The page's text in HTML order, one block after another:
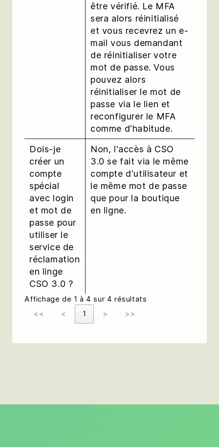
être vérifié. Le MFA
sera alors réinitialisé
et vous recevrez un e-
mail vous demandant
de réinitialiser votre
mot de passe. Vous
pouvez alors
réinitialiser le mot de
passe via le lien et
reconfigurer le MFA
comme d'habitude.
Dois-je
créer un
compte
spécial
avec login
et mot de
passe pour
utiliser le
service de
réclamation
en linge
CSO 3.0 ?
Non, l'accès à CSO
3.0 se fait via le même
compte d'utilisateur et
le même mot de passe
que pour la boutique
en ligne.
Affichage de 1 à 4 sur 4 résultats
<<
< 1 > >>